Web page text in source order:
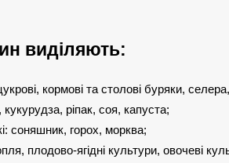
виділяють:
кормові та столові буряки,
кукурудза, ріпак, соя, капуста;
соняшник, горох, морква;
плодово-ягідні культури, овочеві